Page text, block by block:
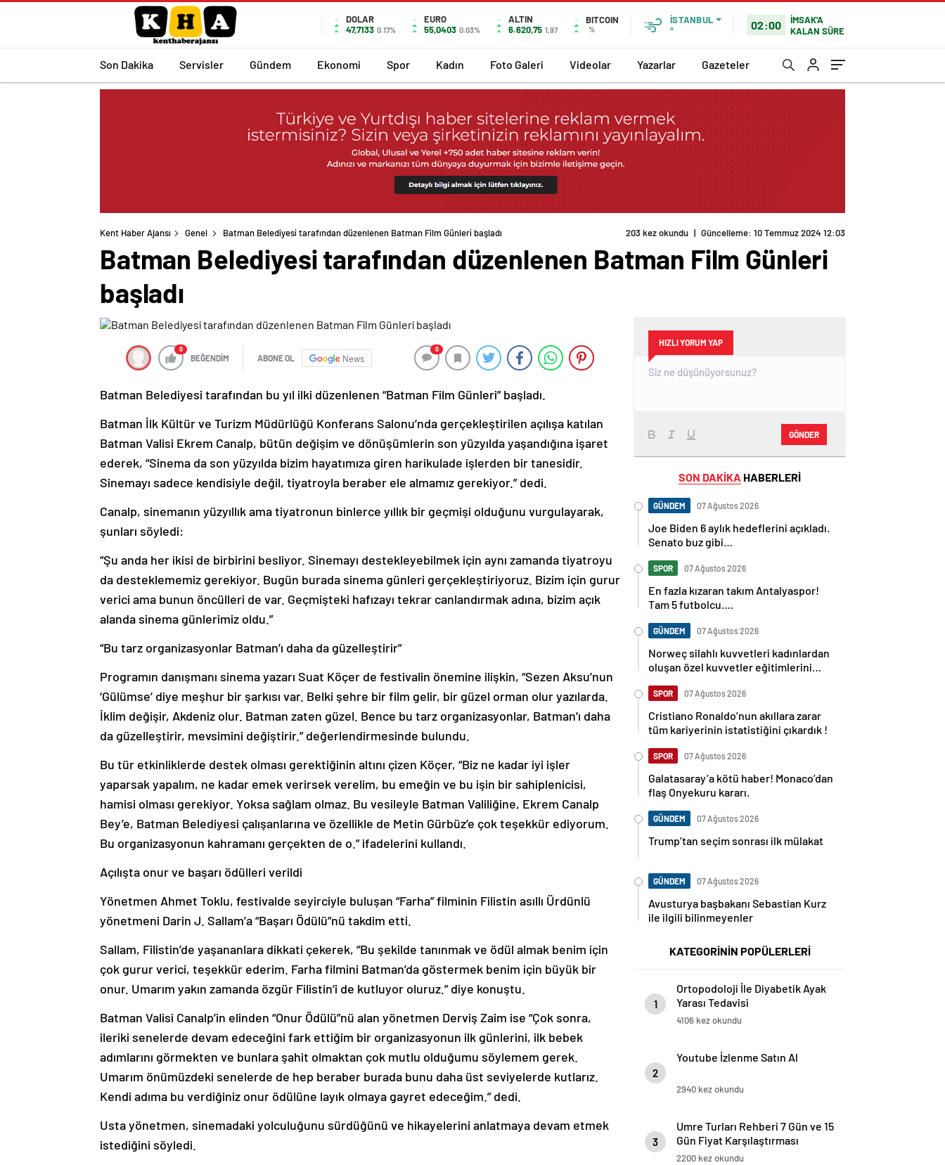
DOLAR
47,7133 0.17%
EURO
55,0403 0.03%
ALTIN
6.620,75 1,97
BITCOIN
%
İSTANBUL
°
02:00
İMSAK'A
KALAN SÜRE
Son Dakika Servisler Gündem Ekonomi Spor Kadın Foto Galeri Videolar Yazarlar Gazeteler
Kent Haber Ajansı Genel Batman Belediyesi tarafından düzenlenen Batman Film Günleri başladı 203 kez okundu | Güncelleme: 10 Temmuz 2024 12:03
Batman Belediyesi tarafından düzenlenen Batman Film Günleri
başladı
0
BEĞENDİM ABONE OL News
0
Batman Belediyesi tarafından bu yıl ilki düzenlenen “Batman Film Günleri” başladı.
Batman İlk Kültür ve Turizm Müdürlüğü Konferans Salonu’nda gerçekleştirilen açılışa katılan
Batman Valisi Ekrem Canalp, bütün değişim ve dönüşümlerin son yüzyılda yaşandığına işaret
ederek, “Sinema da son yüzyılda bizim hayatımıza giren harikulade işlerden bir tanesidir.
Sinemayı sadece kendisiyle değil, tiyatroyla beraber ele almamız gerekiyor.” dedi.
Canalp, sinemanın yüzyıllık ama tiyatronun binlerce yıllık bir geçmişi olduğunu vurgulayarak,
şunları söyledi:
“Şu anda her ikisi de birbirini besliyor. Sinemayı destekleyebilmek için aynı zamanda tiyatroyu
da desteklememiz gerekiyor. Bugün burada sinema günleri gerçekleştiriyoruz. Bizim için gurur
verici ama bunun öncülleri de var. Geçmişteki hafızayı tekrar canlandırmak adına, bizim açık
alanda sinema günlerimiz oldu.”
“Bu tarz organizasyonlar Batman’ı daha da güzelleştirir”
Programın danışmanı sinema yazarı Suat Köçer de festivalin önemine ilişkin, “Sezen Aksu’nun
‘Gülümse’ diye meşhur bir şarkısı var. Belki şehre bir film gelir, bir güzel orman olur yazılarda.
İklim değişir, Akdeniz olur. Batman zaten güzel. Bence bu tarz organizasyonlar, Batman’ı daha
da güzelleştirir, mevsimini değiştirir.” değerlendirmesinde bulundu.
Bu tür etkinliklerde destek olması gerektiğinin altını çizen Köçer, “Biz ne kadar iyi işler
yaparsak yapalım, ne kadar emek verirsek verelim, bu emeğin ve bu işin bir sahiplenicisi,
hamisi olması gerekiyor. Yoksa sağlam olmaz. Bu vesileyle Batman Valiliğine, Ekrem Canalp
Bey’e, Batman Belediyesi çalışanlarına ve özellikle de Metin Gürbüz’e çok teşekkür ediyorum.
Bu organizasyonun kahramanı gerçekten de o.” ifadelerini kullandı.
Açılışta onur ve başarı ödülleri verildi
Yönetmen Ahmet Toklu, festivalde seyirciyle buluşan “Farha” filminin Filistin asıllı Ürdünlü
yönetmeni Darin J. Sallam’a “Başarı Ödülü”nü takdim etti.
Sallam, Filistin’de yaşananlara dikkati çekerek, “Bu şekilde tanınmak ve ödül almak benim için
çok gurur verici, teşekkür ederim. Farha filmini Batman’da göstermek benim için büyük bir
onur. Umarım yakın zamanda özgür Filistin’i de kutluyor oluruz.” diye konuştu.
Batman Valisi Canalp’in elinden “Onur Ödülü”nü alan yönetmen Derviş Zaim ise “Çok sonra,
ileriki senelerde devam edeceğini fark ettiğim bir organizasyonun ilk günlerini, ilk bebek
adımlarını görmekten ve bunlara şahit olmaktan çok mutlu olduğumu söylemem gerek.
Umarım önümüzdeki senelerde de hep beraber burada bunu daha üst seviyelerde kutlarız.
Kendi adıma bu verdiğiniz onur ödülüne layık olmaya gayret edeceğim.” dedi.
Usta yönetmen, sinemadaki yolculuğunu sürdüğünü ve hikayelerini anlatmaya devam etmek
istediğini söyledi.
HIZLI YORUM YAP
GÖNDER
SON DAKİKA HABERLERİ
GÜNDEM 07 Ağustos 2026
Joe Biden 6 aylık hedeflerini açıkladı.
Senato buz gibi…
SPOR 07 Ağustos 2026
En fazla kızaran takım Antalyaspor!
Tam 5 futbolcu….
GÜNDEM 07 Ağustos 2026
Norweç silahlı kuvvetleri kadınlardan
oluşan özel kuvvetler eğitimlerini
SPOR 07 Ağustos 2026
Cristiano Ronaldo’nun akıllara zarar
tüm kariyerinin istatistiğini çıkardık !
SPOR 07 Ağustos 2026
Galatasaray’a kötü haber! Monaco’dan
flaş Onyekuru kararı.
GÜNDEM 07 Ağustos 2026
Trump’tan seçim sonrası ilk mülakat
GÜNDEM 07 Ağustos 2026
Avusturya başbakanı Sebastian Kurz
ile ilgili bilinmeyenler
KATEGORİNİN POPÜLERLERİ
1
Ortopodoloji İle Diyabetik Ayak
Yarası Tedavisi
4106 kez okundu
2
Youtube İzlenme Satın Al
2940 kez okundu
3
Umre Turları Rehberi 7 Gün ve 15
Gün Fiyat Karşılaştırması
2200 kez okundu